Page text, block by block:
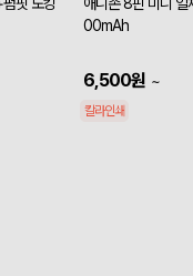
00mAh
6,500원 ~
칼라인쇄